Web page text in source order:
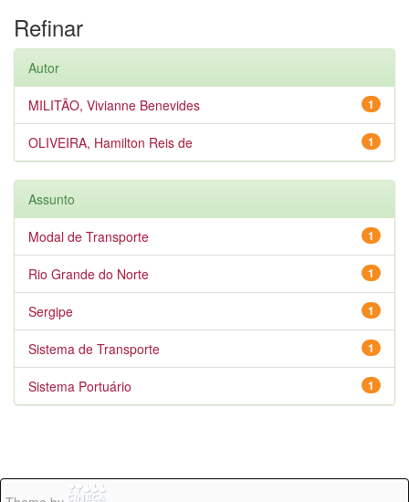
Refinar
Autor
1
MILITÃO, Vivianne Benevides
1
OLIVEIRA, Hamilton Reis de
Assunto
1
Modal de Transporte
1
Rio Grande do Norte
1
Sergipe
1
Sistema de Transporte
1
Sistema Portuário